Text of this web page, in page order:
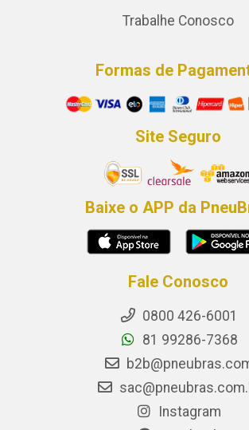
Trabalhe Conosco
Formas de
Site Seguro
Baixe o APP da
Fale Conosco
0800 426-6001
81 99286-7368
Instagram